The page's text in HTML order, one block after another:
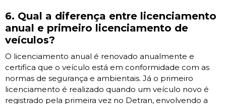
6. Qual a diferença entre licenciamento
anual e primeiro licenciamento de
veículos?
O licenciamento anual é renovado anualmente e
certifica que o veículo está em conformidade com as
normas de segurança e ambientais. Já o primeiro
licenciamento é realizado quando um veículo novo é
registrado pela primeira vez no Detran, envolvendo a